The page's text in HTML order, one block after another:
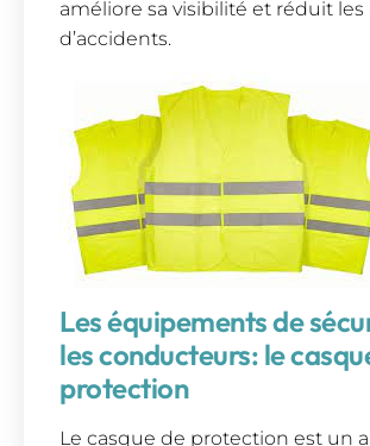
améliore sa visibilité et réduit les
d’accidents.
Les équipements de
les conducteurs: le
protection
Le casque de protection est un